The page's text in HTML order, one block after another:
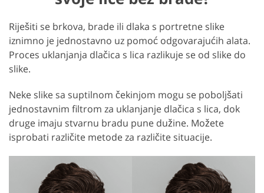
Riješiti se brkova, brade ili dlaka s portretne slike
iznimno je jednostavno uz pomoć odgovarajućih alata.
Proces uklanjanja dlačica s lica razlikuje se od slike do
slike.
Neke slike sa suptilnom čekinjom mogu se poboljšati
jednostavnim filtrom za uklanjanje dlačica s lica, dok
druge imaju stvarnu bradu pune dužine. Možete
isprobati različite metode za različite situacije.